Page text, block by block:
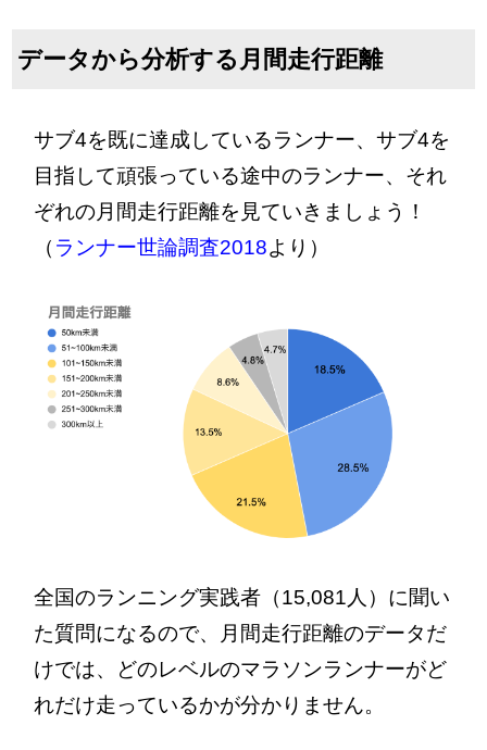
データから分析する月間走行距離
サブ4を既に達成しているランナー、サブ4を
目指して頑張っている途中のランナー、それ
ぞれの月間走行距離を見ていきましょう！
（ ランナー世論調査2018より）
全国のランニング実践者（15,081人）に聞い
た質問になるので、月間走行距離のデータだ
けでは、どのレベルのマラソンランナーがど
れだけ走っているかが分かりません。